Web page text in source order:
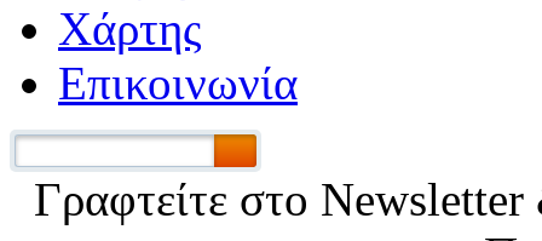
Χάρτης
Επικοινωνία
Γραφτείτε στο Νewsletter